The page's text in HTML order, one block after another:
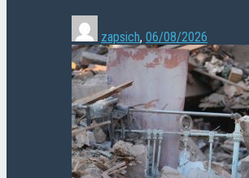
zapsich, 06/08/2026